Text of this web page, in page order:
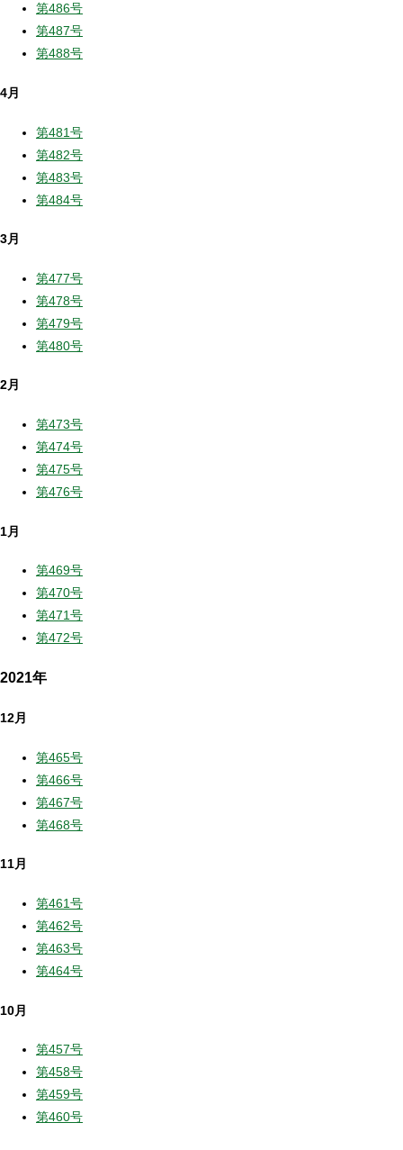
第486号
第487号
第488号
4月
第481号
第482号
第483号
第484号
3月
第477号
第478号
第479号
第480号
2月
第473号
第474号
第475号
第476号
1月
第469号
第470号
第471号
第472号
2021年
12月
第465号
第466号
第467号
第468号
11月
第461号
第462号
第463号
第464号
10月
第457号
第458号
第459号
第460号